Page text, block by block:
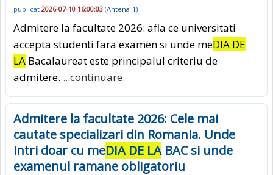
publicat 2026-07-10 16:00:03 (Antena-1)
Admitere la facultate 2026: afla ce universitati
accepta studenti fara examen si unde meDIA DE
LA Bacalaureat este principalul criteriu de
admitere. ...continuare.
Admitere la facultate 2026: Cele mai
cautate specializari din Romania. Unde
intri doar cu meDIA DE LABAC si unde
examenul ramane obligatoriu